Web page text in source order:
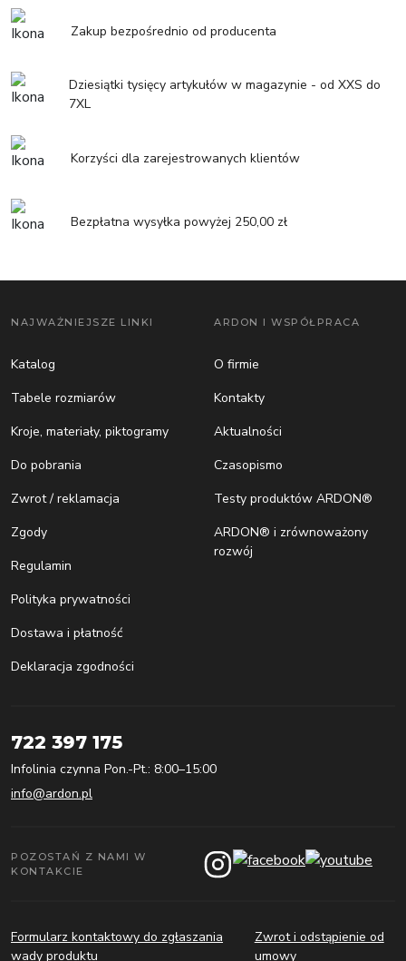
Zakup bezpośrednio od producenta
Dziesiątki tysięcy artykułów w magazynie - od XXS do
7XL
Korzyści dla zarejestrowanych klientów
Bezpłatna wysyłka powyżej 250,00 zł
NAJWAŻNIEJSZE LINKI
Katalog
Tabele rozmiarów
Kroje, materiały, piktogramy
Do pobrania
Zwrot / reklamacja
Zgody
Regulamin
Polityka prywatności
Dostawa i płatność
Deklaracja zgodności
ARDON I WSPÓŁPRACA
O firmie
Kontakty
Aktualności
Czasopismo
Testy produktów ARDON®
ARDON® i zrównoważony
rozwój
722 397 175
Infolinia czynna Pon.-Pt.: 8:00–15:00
info@ardon.pl
POZOSTAŃ Z NAMI W
KONTAKCIE
Formularz kontaktowy do zgłaszania
wady produktu
Zwrot i odstąpienie od
umowy